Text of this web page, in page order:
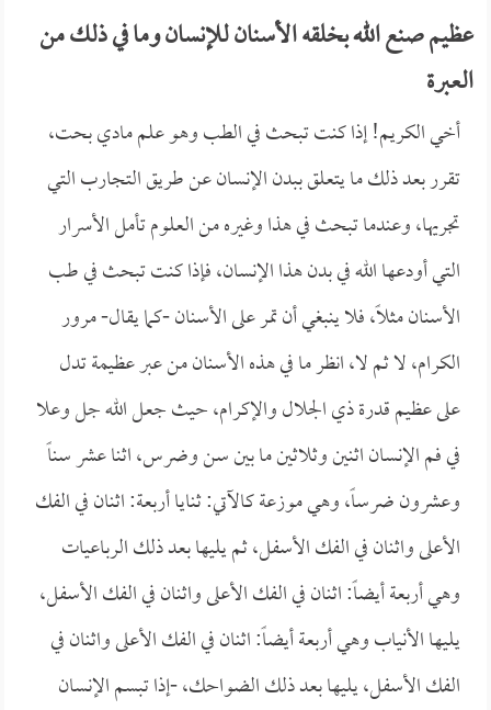
عظيم صنع الله بخلقه الأسنان للإنسان وما في ذلك من
العبرة
أخي الكريم! إذا كنت تبحث في الطب وهو علم مادي بحت،
تقرر بعد ذلك ما يتعلق ببدن الإنسان عن طريق التجارب التي
تجريها، وعندما تبحث في هذا وغيره من العلوم تأمل الأسرار
التي أودعها الله في بدن هذا الإنسان، فإذا كنت تبحث في طب
الأسنان مثلاً، فلا ينبغي أن تمر على الأسنان -كما يقال- مرور
الكرام، لا ثم لا، انظر ما في هذه الأسنان من عبر عظيمة تدل
على عظيم قدرة ذي الجلال والإكرام، حيث جعل الله جل وعلا
في فم الإنسان اثنين وثلاثين ما بين سن وضرس، اثنا عشر سناً
وعشرون ضرساً، وهي موزعة كالآتي: ثنايا أربعة: اثنان في الفك
الأعلى واثنان في الفك الأسفل، ثم يليها بعد ذلك الرباعيات
وهي أربعة أيضاً: اثنان في الفك الأعلى واثنان في الفك الأسفل،
يليها الأنياب وهي أربعة أيضاً: اثنان في الفك الأعلى واثنان في
الفك الأسفل، يليها بعد ذلك الضواحك، -إذا تبسم الإنسان